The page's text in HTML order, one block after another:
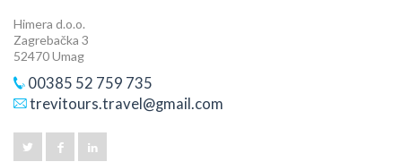
Himera d.o.o.
Zagrebačka 3
52470 Umag
00385 52 759 735
trevitours.travel@gmail.com